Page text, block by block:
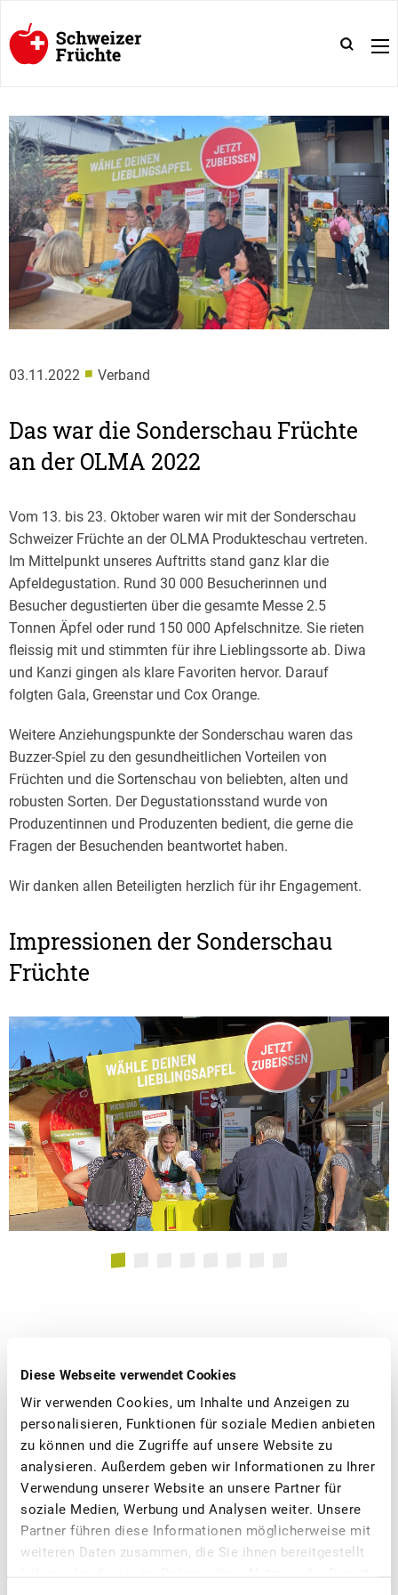
Diese Webseite verwendet Cookies
Wir verwenden Cookies, um Inhalte und Anzeigen zu
personalisieren, Funktionen für soziale Medien anbieten
zu können und die Zugriffe auf unsere Website zu
analysieren. Außerdem geben wir Informationen zu Ihrer
Verwendung unserer Website an unsere Partner für
soziale Medien, Werbung und Analysen weiter. Unsere
Partner führen diese Informationen möglicherweise mit
weiteren Daten zusammen, die Sie ihnen bereitgestellt
03.11.2022 ■ Verband
Das war die Sonderschau Früchte
an der OLMA 2022
Vom 13. bis 23. Oktober waren wir mit der Sonderschau
Schweizer Früchte an der OLMA Produkteschau vertreten.
Im Mittelpunkt unseres Auftritts stand ganz klar die
Apfeldegustation. Rund 30 000 Besucherinnen und
Besucher degustierten über die gesamte Messe 2.5
Tonnen Äpfel oder rund 150 000 Apfelschnitze. Sie rieten
fleissig mit und stimmten für ihre Lieblingssorte ab. Diwa
und Kanzi gingen als klare Favoriten hervor. Darauf
folgten Gala, Greenstar und Cox Orange.
Weitere Anziehungspunkte der Sonderschau waren das
Buzzer-Spiel zu den gesundheitlichen Vorteilen von
Früchten und die Sortenschau von beliebten, alten und
robusten Sorten. Der Degustationsstand wurde von
Produzentinnen und Produzenten bedient, die gerne die
Fragen der Besuchenden beantwortet haben.
Wir danken allen Beteiligten herzlich für ihr Engagement.
Impressionen der Sonderschau
Früchte
Weitere News